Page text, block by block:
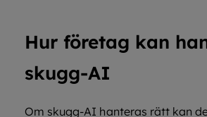
Hur företag kan
skugg-AI
Om skugg-AI hanteras rätt kan